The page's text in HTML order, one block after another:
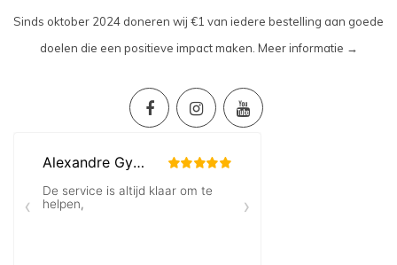
Sinds oktober 2024 doneren wij €1 van iedere bestelling aan goede
doelen die een positieve impact maken. Meer informatie →